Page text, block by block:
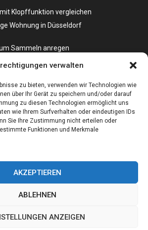
verwalten
zu bieten, verwenden wir Technologien wie
über Ihr Gerät zu speichern und/oder darauf
zu diesen Technologien ermöglicht uns
wie Ihrem Surfverhalten oder eindeutigen IDs
Sie Ihre Zustimmung nicht erteilen oder
Funktionen und Merkmale
AKZEPTIEREN
ABLEHNEN
ANZEIGEN
Klopffunktion vergleichen
Wohnung in Düsseldorf
Sammeln anregen
Autoschlüssel-Fernbedienung nicht mehr